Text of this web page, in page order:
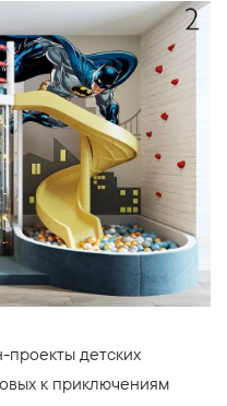
проекты детских
к приключениям